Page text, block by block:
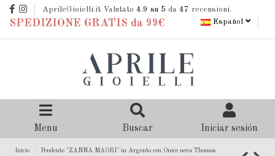
AprileGioielli.it Valutato 4.9 su 5 da 47 recensioni.
SPEDIZIONE GRATIS da 99€ Español
Menu Buscar Iniciar sesión
Inicio
Pendente "ZANNA MAORI" in Argento con Onice nera Thomas